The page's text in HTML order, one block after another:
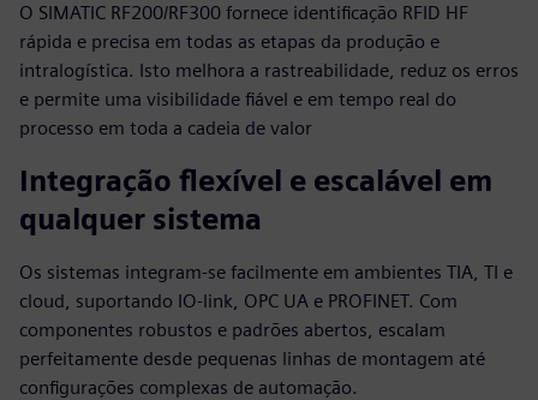
O SIMATIC RF200/RF300 fornece identificação RFID HF
rápida e precisa em todas as etapas da produção e
intralogística. Isto melhora a rastreabilidade, reduz os erros
e permite uma visibilidade fiável e em tempo real do
processo em toda a cadeia de valor
Integração flexível e escalável em
qualquer sistema
Os sistemas integram-se facilmente em ambientes TIA, TI e
cloud, suportando IO‑link, OPC UA e PROFINET. Com
componentes robustos e padrões abertos, escalam
perfeitamente desde pequenas linhas de montagem até
configurações complexas de automação.